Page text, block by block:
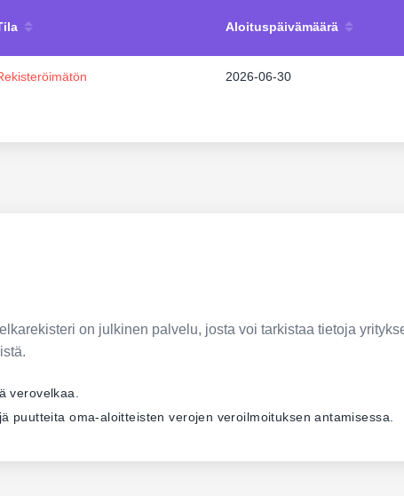
Aloituspäivämäärä
2026-06-30
on julkinen palvelu, josta voi tarkistaa tietoja
verovelkaa.
puutteita oma-aloitteisten verojen veroilmoituksen antamisessa.